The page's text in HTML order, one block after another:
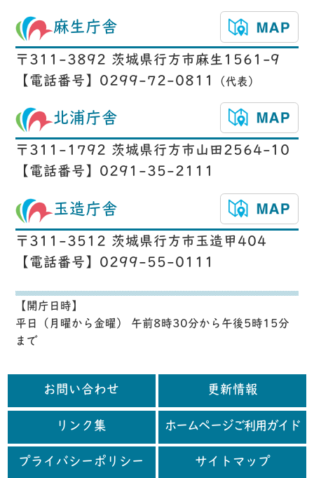
麻生庁舎
〒311-3892 茨城県行方市麻生1561-9
【電話番号】0299-72-0811
（代表）
北浦庁舎
〒311-1792 茨城県行方市山田2564-10
【電話番号】0291-35-2111
玉造庁舎
〒311-3512 茨城県行方市玉造甲404
【電話番号】0299-55-0111
【開庁日時】
平日（月曜から金曜） 午前8時30分から午後5時15分
まで
お問い合わせ 更新情報
リンク集 ホームページご利用ガイド
プライバシーポリシー サイトマップ